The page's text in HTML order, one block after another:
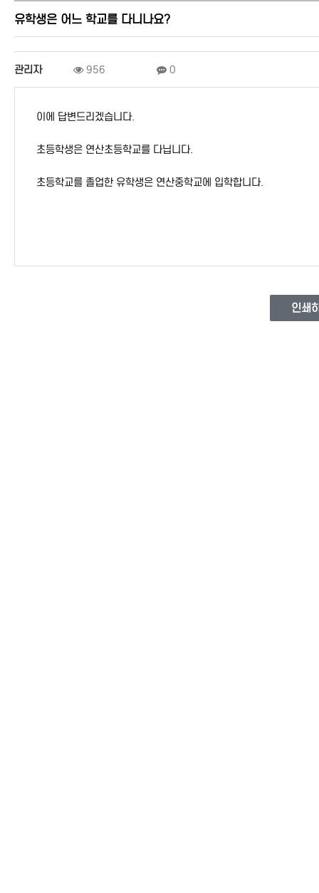
유학생은 어느 학교를 다니나요?
관리자 956 0
이에 답변드리겠습니다.
초등학생은 연산초등학교를 다닙니다.
초등학교를 졸업한 유학생은 연산중학교에 입학합니다.